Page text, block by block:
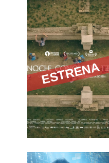
+7
CONQUISTÉ TEBAS
ESTRENA